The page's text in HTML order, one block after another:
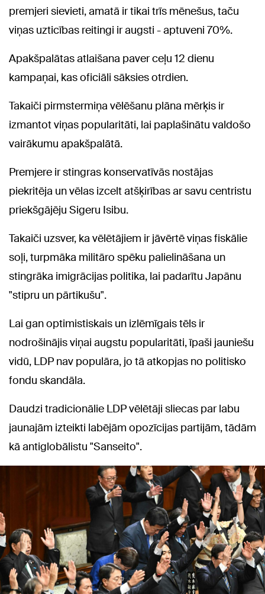
premjeri sievieti, amatā ir tikai trīs mēnešus, taču
viņas uzticības reitingi ir augsti - aptuveni 70%.
Apakšpalātas atlaišana paver ceļu 12 dienu
kampaņai, kas oficiāli sāksies otrdien.
Takaiči pirmstermiņa vēlēšanu plāna mērķis ir
izmantot viņas popularitāti, lai paplašinātu valdošo
vairākumu apakšpalātā.
Premjere ir stingras konservatīvās nostājas
piekritēja un vēlas izcelt atšķirības ar savu centristu
priekšgājēju Sigeru Isibu.
Takaiči uzsver, ka vēlētājiem ir jāvērtē viņas fiskālie
soļi, turpmāka militāro spēku palielināšana un
stingrāka imigrācijas politika, lai padarītu Japānu
"stipru un pārtikušu".
Lai gan optimistiskais un izlēmīgais tēls ir
nodrošinājis viņai augstu popularitāti, īpaši jauniešu
vidū, LDP nav populāra, jo tā atkopjas no politisko
fondu skandāla.
Daudzi tradicionālie LDP vēlētāji sliecas par labu
jaunajām izteikti labējām opozīcijas partijām, tādām
kā antiglobālistu "Sanseito".